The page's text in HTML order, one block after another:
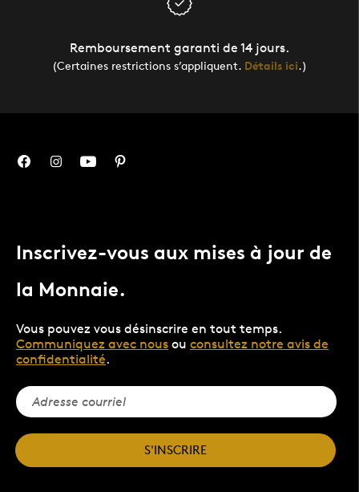
Remboursement garanti de 14 jours.
(Certaines restrictions s’appliquent. Détails ici.)
Inscrivez-vous aux mises à jour de
la Monnaie.
Vous pouvez vous désinscrire en tout temps.
Communiquez avec nous ou consultez notre avis de
confidentialité.
S'INSCRIRE